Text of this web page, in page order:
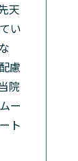
天
い
慮
院
ー
ト